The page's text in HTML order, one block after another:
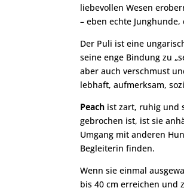
liebevollen Wesen
– eben echte
Der Puli ist eine
seine enge Bindung zu
aber auch verschmust
lebhaft, aufmerksam,
Peach ist zart, ruhig und
gebrochen ist, ist sie
Umgang mit anderen
Begleiterin finden.
Wenn sie einmal
bis 40 cm erreichen und